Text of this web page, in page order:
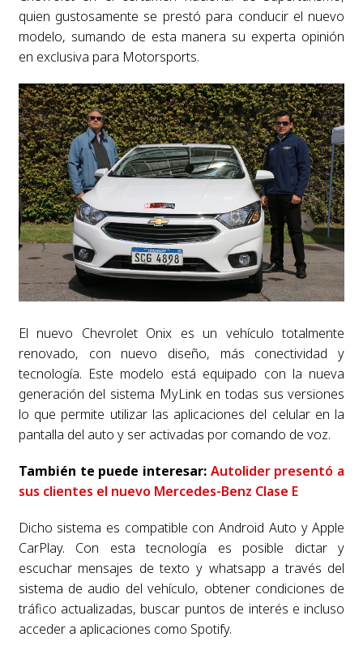
quien gustosamente se prestó para conducir el nuevo
modelo, sumando de esta manera su experta opinión
en exclusiva para Motorsports.
El nuevo Chevrolet Onix es un vehículo totalmente
renovado, con nuevo diseño, más conectividad y
tecnología. Este modelo está equipado con la nueva
generación del sistema MyLink en todas sus versiones
lo que permite utilizar las aplicaciones del celular en la
pantalla del auto y ser activadas por comando de voz.
También te puede interesar: Autolider presentó a
sus clientes el nuevo Mercedes-Benz Clase E
Dicho sistema es compatible con Android Auto y Apple
CarPlay. Con esta tecnología es posible dictar y
escuchar mensajes de texto y whatsapp a través del
sistema de audio del vehículo, obtener condiciones de
tráfico actualizadas, buscar puntos de interés e incluso
acceder a aplicaciones como Spotify.